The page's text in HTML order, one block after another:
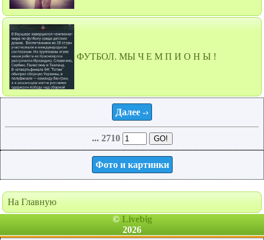
ФУТБОЛ. МЫ Ч Е М П И О Н Ы !
Далее -›
... 2710
Фото и картинки
На Главную
© Livebig
2026